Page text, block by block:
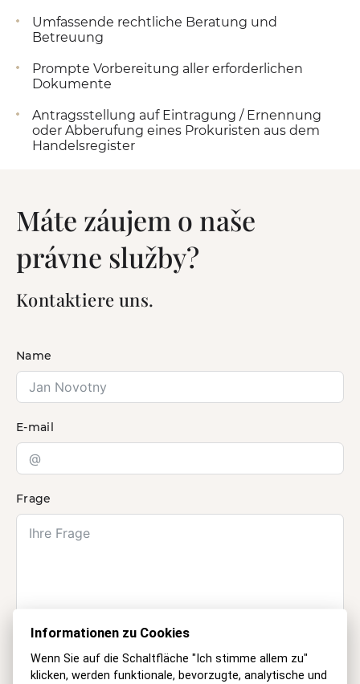
Umfassende rechtliche Beratung und
Betreuung
Prompte Vorbereitung aller erforderlichen
Dokumente
Antragsstellung auf Eintragung / Ernennung
oder Abberufung eines Prokuristen aus dem
Handelsregister
Máte záujem o naše
právne služby?
Kontaktiere uns.
Name
E-mail
Frage
Informationen zu Cookies
Wenn Sie auf die Schaltfläche "Ich stimme allem zu"
klicken, werden funktionale, bevorzugte, analytische und